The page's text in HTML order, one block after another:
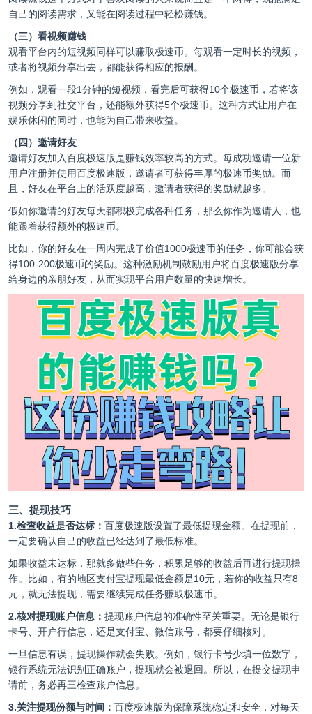
自己的阅读需求，又能在阅读过程中轻松赚钱。
（三）看视频赚钱
观看平台内的短视频同样可以赚取极速币。每观看一定时长的视频，
或者将视频分享出去，都能获得相应的报酬。
例如，观看一段1分钟的短视频，看完后可获得10个极速币，若将该
视频分享到社交平台，还能额外获得5个极速币。这种方式让用户在
娱乐休闲的同时，也能为自己带来收益。
（四）邀请好友
邀请好友加入百度极速版是赚钱效率较高的方式。每成功邀请一位新
用户注册并使用百度极速版，邀请者可获得丰厚的极速币奖励。而
且，好友在平台上的活跃度越高，邀请者获得的奖励就越多。
假如你邀请的好友每天都积极完成各种任务，那么你作为邀请人，也
能跟着获得额外的极速币。
比如，你的好友在一周内完成了价值1000极速币的任务，你可能会获
得100-200极速币的奖励。这种激励机制鼓励用户将百度极速版分享
给身边的亲朋好友，从而实现平台用户数量的快速增长。
三、提现技巧
1.检查收益是否达标： 百度极速版设置了最低提现金额。在提现前，
一定要确认自己的收益已经达到了最低标准。
如果收益未达标，那就多做些任务，积累足够的收益后再进行提现操
作。比如，有的地区支付宝提现最低金额是10元，若你的收益只有8
元，就无法提现，需要继续完成任务赚取极速币。
2.核对提现账户信息： 提现账户信息的准确性至关重要。无论是银行
卡号、开户行信息，还是支付宝、微信账号，都要仔细核对。
一旦信息有误，提现操作就会失败。例如，银行卡号少填一位数字，
银行系统无法识别正确账户，提现就会被退回。所以，在提交提现申
请前，务必再三检查账户信息。
3.关注提现份额与时间： 百度极速版为保障系统稳定和安全，对每天